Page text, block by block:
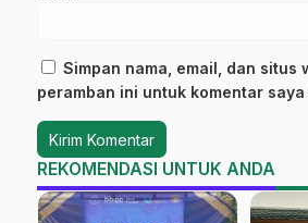
Simpan nama, email, dan situs
peramban ini untuk komentar
REKOMENDASI UNTUK ANDA